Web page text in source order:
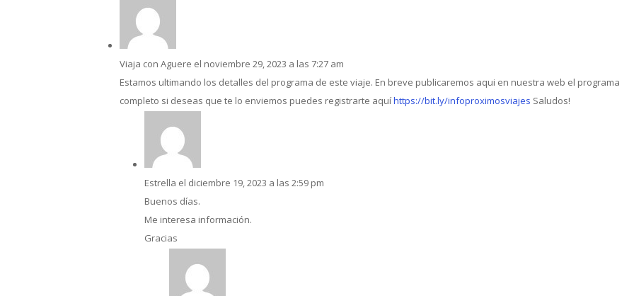
Viaja con Aguere el noviembre 29, 2023 a las 7:27 am
Estamos ultimando los detalles del programa de este viaje. En breve publicaremos aqui en nuestra web el programa
completo si deseas que te lo enviemos puedes registrarte aquíhttps://bit.ly/infoproximosviajes Saludos!
Estrella el diciembre 19, 2023 a las 2:59 pm
Buenos días.
Me interesa información.
Gracias